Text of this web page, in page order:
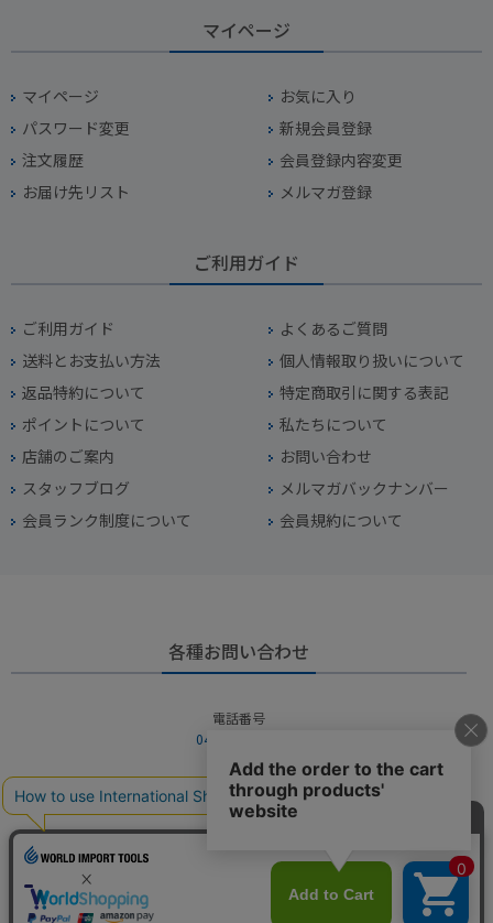
マイページ
マイページ
お気に入り
パスワード変更
新規会員登録
注文履歴
会員登録内容変更
お届け先リスト
メルマガ登録
ご利用ガイド
ご利用ガイド
よくあるご質問
送料とお支払い方法
個人情報取り扱いについて
返品特約について
特定商取引に関する表記
ポイントについて
私たちについて
店舗のご案内
お問い合わせ
スタッフブログ
メルマガバックナンバー
会員ランク制度について
会員規約について
各種お問い合わせ
電話番号
045-949-2451
営業時間
10：00～19：00
お問い合わせフォームからお問い合わせ